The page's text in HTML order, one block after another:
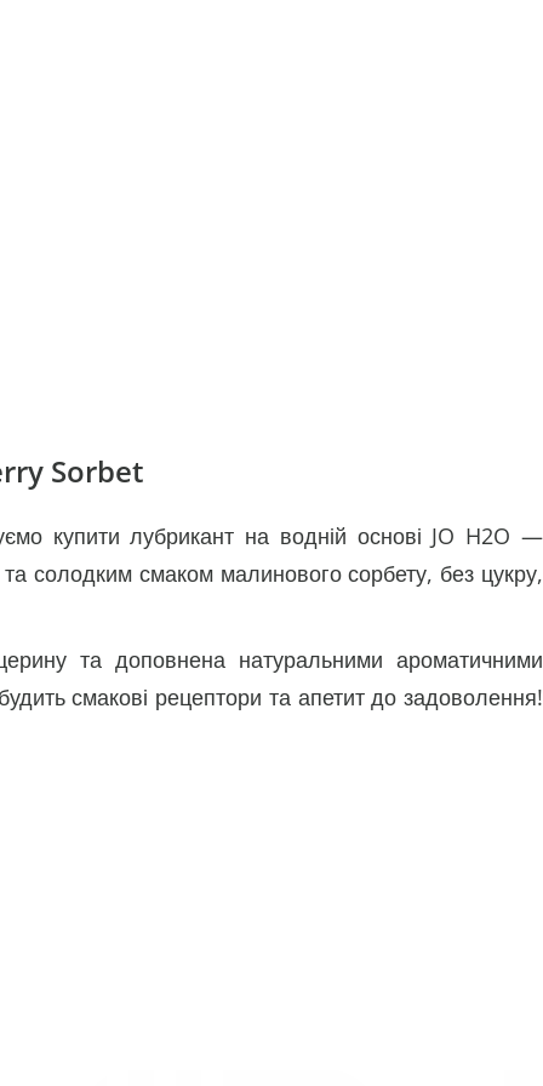
Sorbet
купити лубрикант на водній основі JO H2O —
солодким смаком малинового сорбету, без цукру,
та доповнена натуральними ароматичними
смакові рецептори та апетит до задоволення!